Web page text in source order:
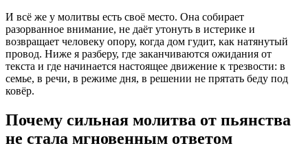
И всё же у молитвы есть своё место. Она собирает
разорванное внимание, не даёт утонуть в истерике и
возвращает человеку опору, когда дом гудит, как натянутый
провод. Ниже я разберу, где заканчиваются ожидания от
текста и где начинается настоящее движение к трезвости: в
семье, в речи, в режиме дня, в решении не прятать беду под
ковёр.
Почему сильная молитва от пьянства
не стала мгновенным ответом